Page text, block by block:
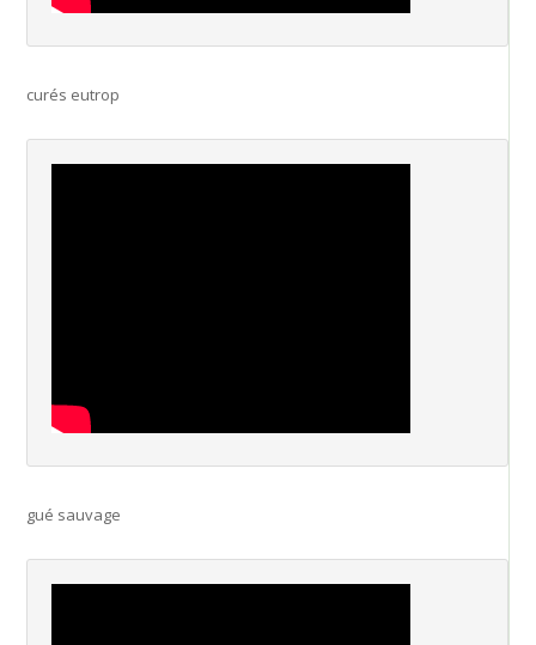
curés eutrop
gué sauvage